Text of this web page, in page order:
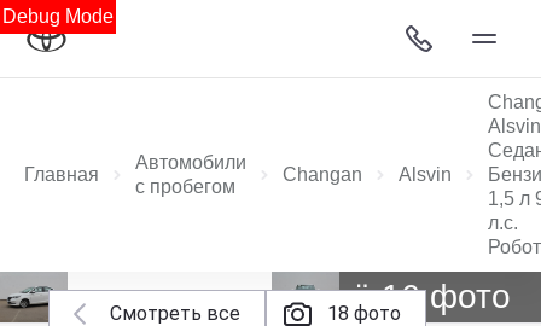
Debug Mode
Главная
Автомобили
с пробегом
Changan Alsvin
Alsvin
1,5 л
л.с.
Робот
Смотреть все 18 фото
Ещё 16 фото